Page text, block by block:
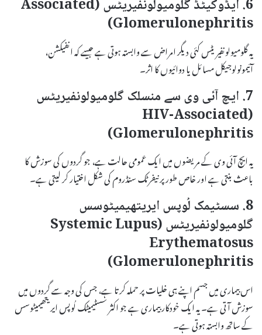
6. ایڈوکیٹڈ گلومیولونفیریٹس (Associated
Glomerulonephritis)
یہ گلومیولونفیریٹس کئی دیگر امراض سے وابستہ ہوتی ہے جیسے کہ انفیکشن،
آئیمونولوجیکل مسائل یا دوائیوں کا اثر۔
7. ایچ آئی وی سے منسلک گلومیولونفیریٹس
(HIV-Associated
Glomerulonephritis)
یہ ایچ آئی وی کے مریضوں میں ایک عمومی حالت ہے، جو گردوں کی سوزش کا
باعث بنتی ہے اور خاص طور پر نیفرٹک سنڈروم کی شکل اختیار کر لیتی ہے۔
8. سسٹیمک لُوپس ایریتھیمیٹوسس
گلومیولونفیریٹس (Systemic Lupus
Erythematosus
Glomerulonephritis)
اس بیماری میں جسم اپنے ہی خلیات پر حملہ کرتا ہے، جس کی وجہ سے گردوں میں
سوزش آتی ہے۔ یہ ایک خودکار بیماری ہے جو اکثر سسٹیمیٹک لُوپس ایریتھیمیٹوسس
کے ساتھ وابستہ ہوتی ہے۔